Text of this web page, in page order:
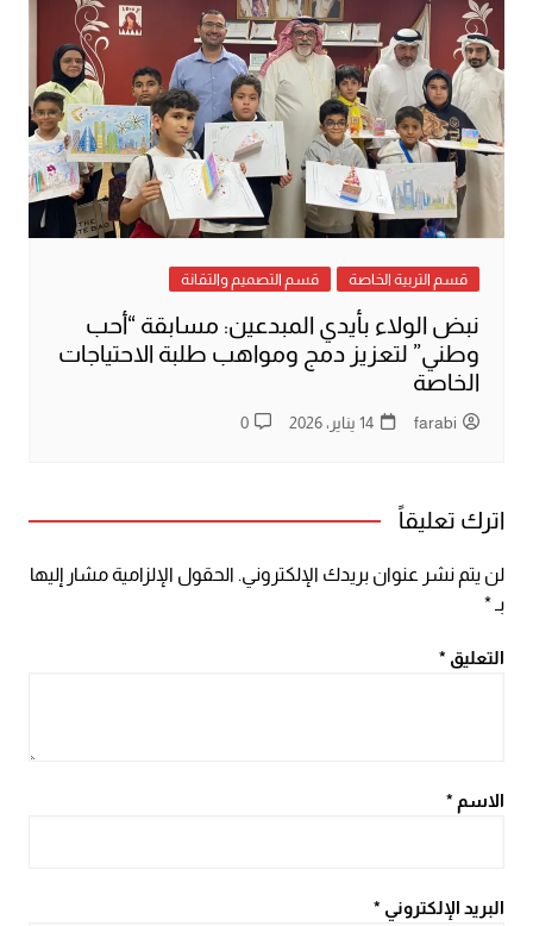
قسم التربية الخاصة قسم التصميم والتقانة
نبض الولاء بأيدي المبدعين: مسابقة “أحب
وطني” لتعزيز دمج ومواهب طلبة الاحتياجات
الخاصة
farabi 14 يناير، 2026 0
اترك تعليقاً
لن يتم نشر عنوان بريدك الإلكتروني. الحقول الإلزامية مشار إليها
بـ*
التعليق *
الاسم *
البريد الإلكتروني *